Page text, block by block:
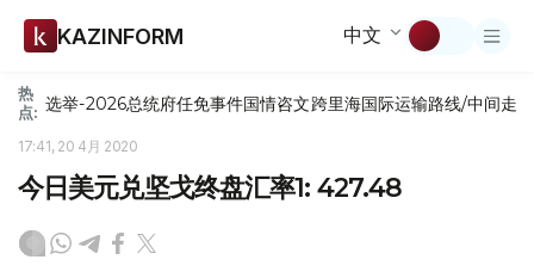
KAZINFORM 中文
热
点: 选举-2026总统府任免事件国情咨文跨里海国际运输路线/中间走廊
17:41, 20 4月 2020
今日美元兑坚戈终盘汇率1: 427.48